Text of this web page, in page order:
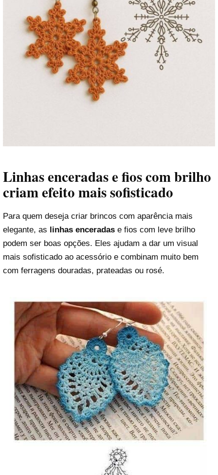
Linhas enceradas e fios com brilho
criam efeito mais sofisticado
Para quem deseja criar brincos com aparência mais
elegante, as
linhas enceradas e fios com leve brilho
podem ser boas opções. Eles ajudam a dar um visual
mais sofisticado ao acessório e combinam muito bem
com ferragens douradas, prateadas ou rosé.